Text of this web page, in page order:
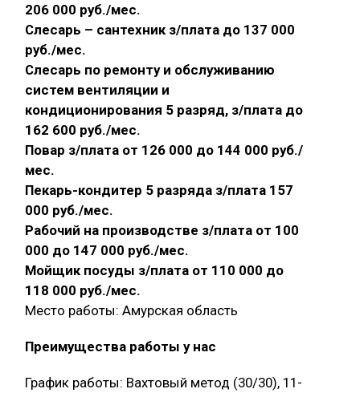
206 000 руб./мес.
Слесарь – сантехник з/плата до 137 000
руб./мес.
Слесарь по ремонту и обслуживанию
систем вентиляции и
кондиционирования 5 разряд, з/плата до
162 600 руб./мес.
Повар з/плата от 126 000 до 144 000 руб./
мес.
Пекарь-кондитер 5 разряда з/плата 157
000 руб./мес.
Рабочий на производстве з/плата от 100
000 до 147 000 руб./мес.
Мойщик посуды з/плата от 110 000 до
118 000 руб./мес.
Место работы: Амурская область
Преимущества работы у нас
График работы: Вахтовый метод (30/30), 11-